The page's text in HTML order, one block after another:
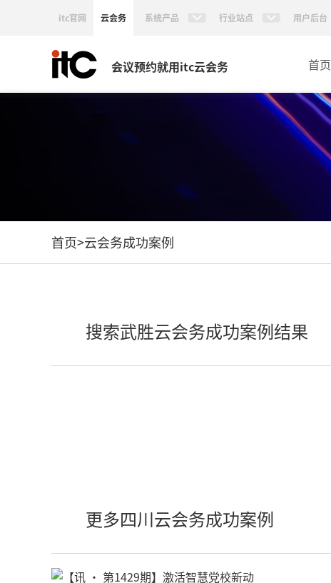
itc官网 云会务 系统产品 行业站点 用户后台
会议预约就用itc云会务 首页
首页>云会务成功案例
搜索武胜云会务成功案例结果
更多四川云会务成功案例